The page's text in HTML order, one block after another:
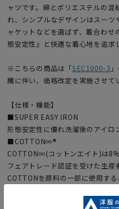
ャツです。綿とポリエステルの混
れ、シンプルなデザインはスーツ
ャケットなどを選ばず、着合わせ
態安定性』と快適な着心地を追求
※こちらの商品は「SEC1000-3
騰に伴い、価格改定を実施させて
【仕様・機能】
■SUPER EASY IRON
形態安定性に優れ洗濯後のアイロ
■COTTON∞®
COTTON∞(コットンエイト)は
フェアトレード認証を受けた生産
COTTONを原料の一部に使用す